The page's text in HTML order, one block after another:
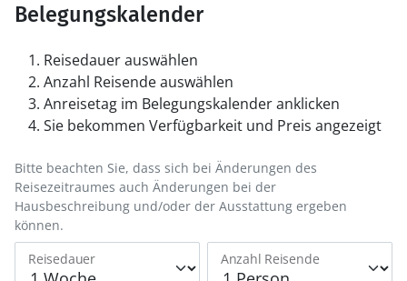
Belegungskalender
Reisedauer auswählen
Anzahl Reisende auswählen
Anreisetag im Belegungskalender anklicken
Sie bekommen Verfügbarkeit und Preis angezeigt
Reisedauer Anzahl Reisende
Bitte beachten Sie, dass sich bei Änderungen des
Reisezeitraumes auch Änderungen bei der
Hausbeschreibung und/oder der Ausstattung ergeben
können.